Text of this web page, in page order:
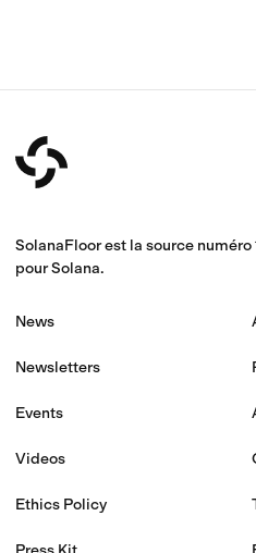
SolanaFloor est la source
pour Solana.
News
Newsletters
Events
Videos
Ethics Policy